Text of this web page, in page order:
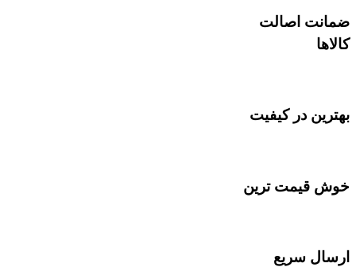
ضمانت اصالت
کالاها
بهترین در کیفیت
خوش قیمت ترین
ارسال سریع